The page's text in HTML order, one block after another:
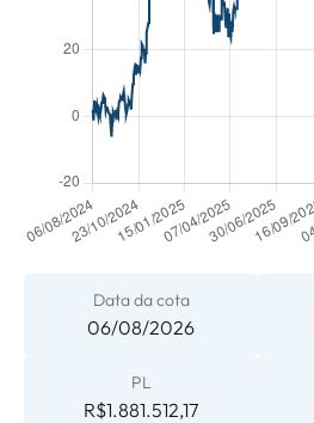
Data da cota
06/08/2026
PL
R$1.881.512,17